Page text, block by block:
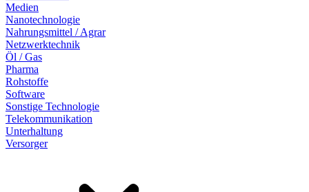
Medien
Nanotechnologie
Nahrungsmittel / Agrar
Netzwerktechnik
Öl / Gas
Pharma
Rohstoffe
Software
Sonstige Technologie
Telekommunikation
Unterhaltung
Versorger